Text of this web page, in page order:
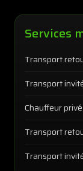
Services
Transport
Transport
Chauffeur
Transport
Transport